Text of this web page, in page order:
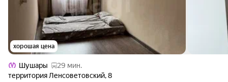
хорошая цена
Шушары
29 мин.
территория Ленсоветовский,8